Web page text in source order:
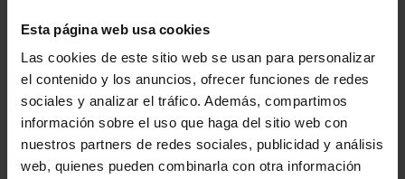
Esta página web usa cookies
Las cookies de este sitio web se usan para personalizar
el contenido y los anuncios, ofrecer funciones de redes
sociales y analizar el tráfico. Además, compartimos
información sobre el uso que haga del sitio web con
nuestros partners de redes sociales, publicidad y análisis
web, quienes pueden combinarla con otra información